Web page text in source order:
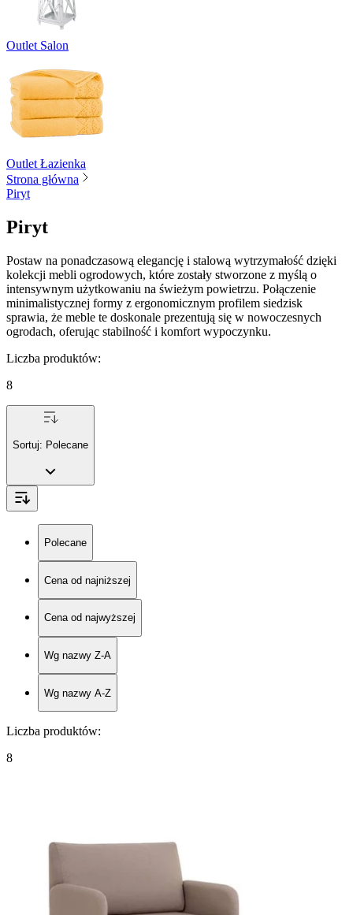
Outlet Salon
Outlet Łazienka
Strona główna
Piryt
Piryt
Postaw na ponadczasową elegancję i stalową wytrzymałość dzięki
kolekcji mebli ogrodowych, które zostały stworzone z myślą o
intensywnym użytkowaniu na świeżym powietrzu. Połączenie
minimalistycznej formy z ergonomicznym profilem siedzisk
sprawia, że meble te doskonale prezentują się w nowoczesnych
ogrodach, oferując stabilność i komfort wypoczynku.
Liczba produktów:
8
Sortuj: Polecane
Polecane
Cena od najniższej
Cena od najwyższej
Wg nazwy Z-A
Wg nazwy A-Z
Liczba produktów:
8